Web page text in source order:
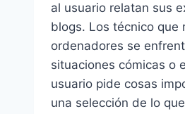
al usuario relatan sus
blogs. Los técnico que
ordenadores se
situaciones cómicas o
usuario pide cosas
una selección de lo